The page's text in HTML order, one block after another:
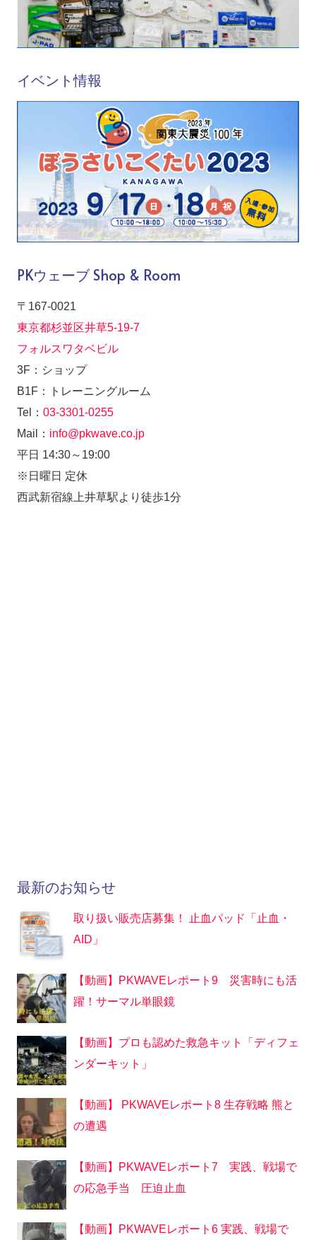
イベント情報
PKウェーブ Shop & Room
〒167-0021
東京都杉並区井草5-19-7
フォルスワタベビル
3F：ショップ
B1F：トレーニングルーム
Tel： 03-3301-0255
Mail： info@pkwave.co.jp
平日 14:30～19:00
※日曜日 定休
西武新宿線上井草駅より徒歩1分
最新のお知らせ
取り扱い販売店募集！ 止血パッド「止血・
AID」
【動画】PKWAVEレポート9 災害時にも活
躍！サーマル単眼鏡
【動画】プロも認めた救急キット「ディフェ
ンダーキット」
【動画】 PKWAVEレポート8 生存戦略 熊と
の遭遇
【動画】PKWAVEレポート7 実践、戦場で
の応急手当 圧迫止血
【動画】PKWAVEレポート6 実践、戦場で